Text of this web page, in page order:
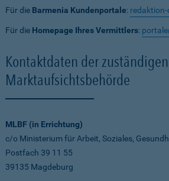
Für die Barmenia Kundenportale:
Für die Homepage Ihres Vermittlers:
Kontaktdaten der zuständigen
Marktaufsichtsbehörde
MLBF (in Errichtung)
c/o Ministerium für Arbeit, Soziales,
Postfach 39 11 55
39135 Magdeburg